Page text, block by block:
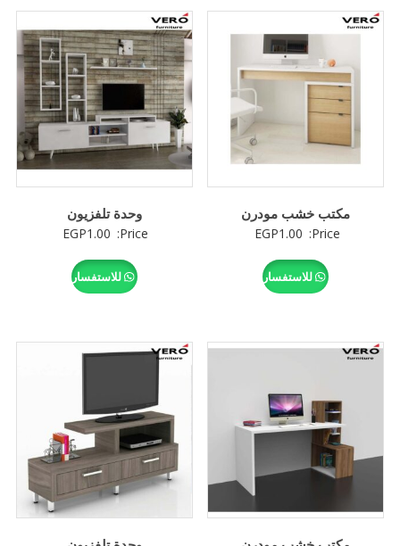
مكتب خشب مودرن
Price:
EGP1.00
للاستفسار
وحدة تلفزيون
Price:
EGP1.00
للاستفسار